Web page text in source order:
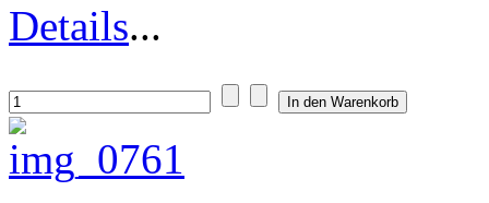
Details...